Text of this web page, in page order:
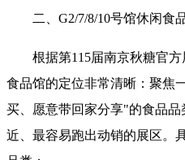
二、G2/7/8/10号馆休闲
根据第115届南京秋糖官
食品馆的定位非常清晰：聚焦
买、愿意带回家分享"的食品
近、最容易跑出动销的展区。